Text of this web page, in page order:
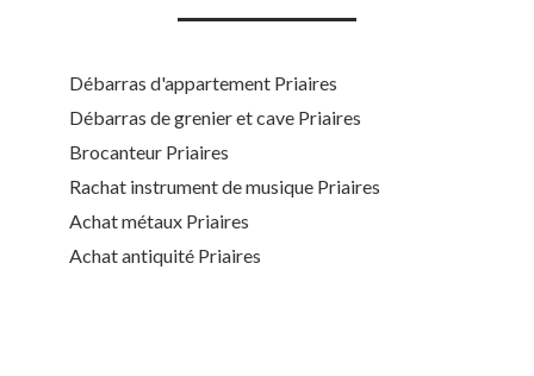
Débarras d'appartement Priaires
Débarras de grenier et cave Priaires
Brocanteur Priaires
Rachat instrument de musique Priaires
Achat métaux Priaires
Achat antiquité Priaires